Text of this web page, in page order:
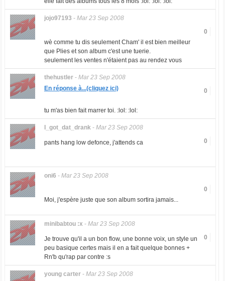
jojo97193 - Mar 23 Sep 2008
0
wè comme tu dis seulement Cham' il est bien meilleur
que Plies et son album c'est une tuerie.
seulement les ventes n'étaient pas au rendez vous
thehustler- Mar 23 Sep 2008
0
En réponse à...(cliquez ici)
tu m'as bien fait marrer toi. :lol: :lol:
I_got_dat_drank- Mar 23 Sep 2008
0
pants hang low defonce, j'attends ca
oni6 - Mar 23 Sep 2008
0
Moi, j'espère juste que son album sortira jamais...
minibabtou :x - Mar 23 Sep 2008
0
Je trouve qu'il a un bon flow, une bonne voix, un style un
peu basique certes mais il en a fait quelque bonnes +
Rn'b qu'rap par contre :s
young carter- Mar 23 Sep 2008